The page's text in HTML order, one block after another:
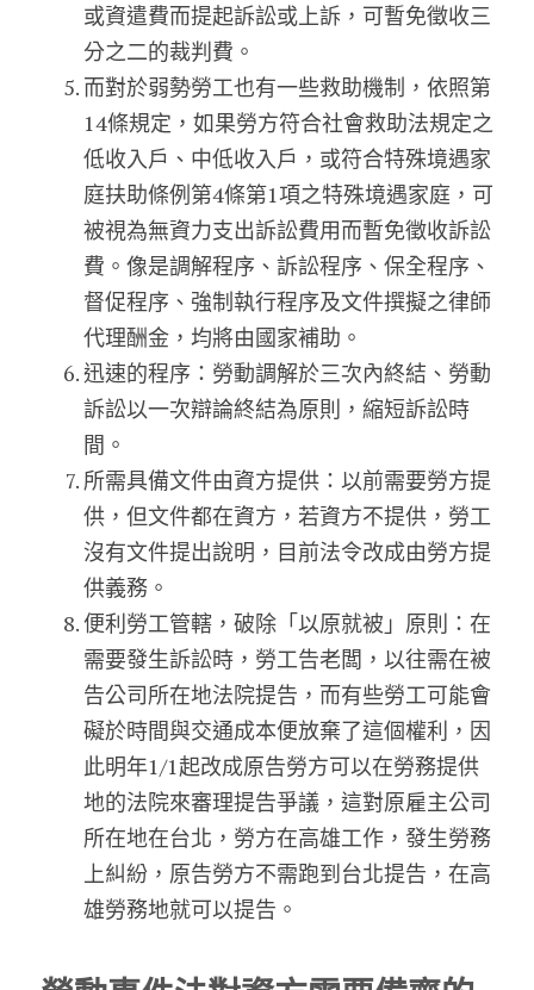
或資遣費而提起訴訟或上訴，可暫免徵收三
分之二的裁判費。
而對於弱勢勞工也有一些救助機制，依照第
14條規定，如果勞方符合社會救助法規定之
低收入戶、中低收入戶，或符合特殊境遇家
庭扶助條例第4條第1項之特殊境遇家庭，可
被視為無資力支出訴訟費用而暫免徵收訴訟
費。像是調解程序、訴訟程序、保全程序、
督促程序、強制執行程序及文件撰擬之律師
代理酬金，均將由國家補助。
迅速的程序：勞動調解於三次內終結、勞動
訴訟以一次辯論終結為原則，縮短訴訟時
間。
所需具備文件由資方提供：以前需要勞方提
供，但文件都在資方，若資方不提供，勞工
沒有文件提出說明，目前法令改成由勞方提
供義務。
便利勞工管轄，破除「以原就被」原則：在
需要發生訴訟時，勞工告老闆，以往需在被
告公司所在地法院提告，而有些勞工可能會
礙於時間與交通成本便放棄了這個權利，因
此明年1/1起改成原告勞方可以在勞務提供
地的法院來審理提告爭議，這對原雇主公司
所在地在台北，勞方在高雄工作，發生勞務
上糾紛，原告勞方不需跑到台北提告，在高
雄勞務地就可以提告。